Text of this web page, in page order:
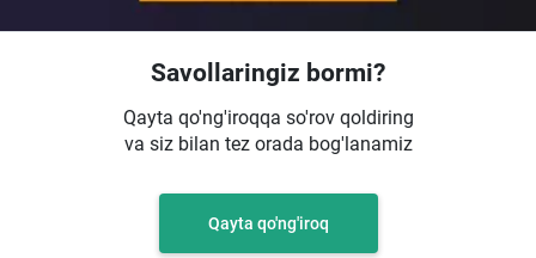
Savollaringiz bormi?
Qayta qo'ng'iroqqa so'rov qoldiring
va siz bilan tez orada bog'lanamiz
Qayta qo'ng'iroq